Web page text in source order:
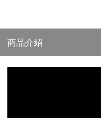
商品介紹